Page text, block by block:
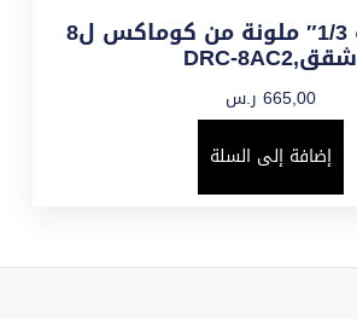
كاميرا بوابة 1/3″ ملونة من كوماكس ل8
شقق,DRC-8AC2
665,00 ر.س
إضافة إلى السلة